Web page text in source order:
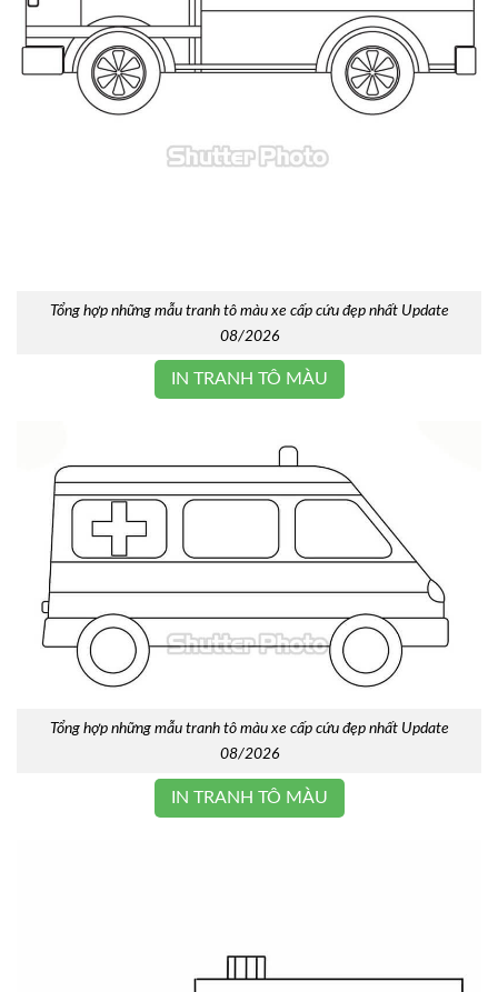
Tổng hợp những mẫu tranh tô màu xe cấp cứu đẹp nhất Update
08/2026
IN TRANH TÔ MÀU
Tổng hợp những mẫu tranh tô màu xe cấp cứu đẹp nhất Update
08/2026
IN TRANH TÔ MÀU